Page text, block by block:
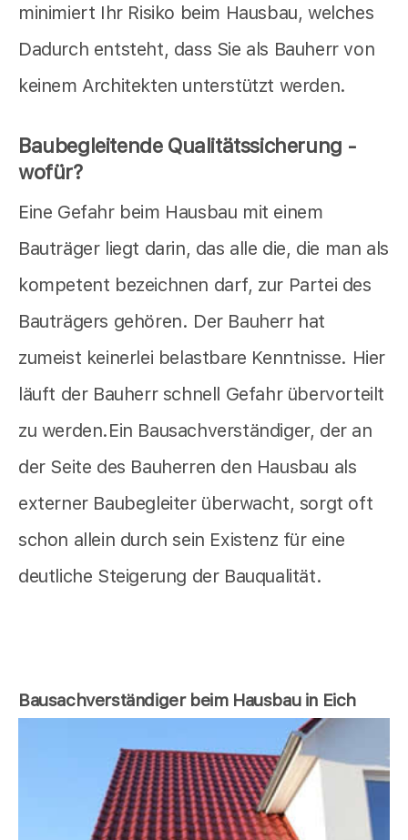
minimiert Ihr Risiko beim Hausbau, welches
Dadurch entsteht, dass Sie als Bauherr von
keinem Architekten unterstützt werden.
Baubegleitende Qualitätssicherung -
wofür?
Eine Gefahr beim Hausbau mit einem
Bauträger liegt darin, das alle die, die man als
kompetent bezeichnen darf, zur Partei des
Bauträgers gehören. Der Bauherr hat
zumeist keinerlei belastbare Kenntnisse. Hier
läuft der Bauherr schnell Gefahr übervorteilt
zu werden.Ein Bausachverständiger, der an
der Seite des Bauherren den Hausbau als
externer Baubegleiter überwacht, sorgt oft
schon allein durch sein Existenz für eine
deutliche Steigerung der Bauqualität.
Bausachverständiger beim Hausbau in Eich